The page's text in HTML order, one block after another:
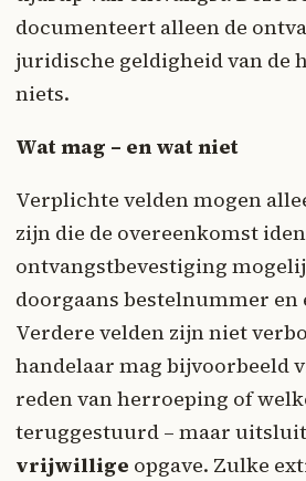
documenteert alleen de
juridische geldigheid van de
niets.
Wat mag – en wat niet
Verplichte velden mogen
zijn die de overeenkomst
ontvangstbevestiging
doorgaans bestelnummer en
Verdere velden zijn niet
handelaar mag bijvoorbeeld
reden van herroeping of
teruggestuurd – maar
vrijwillige opgave. Zulke